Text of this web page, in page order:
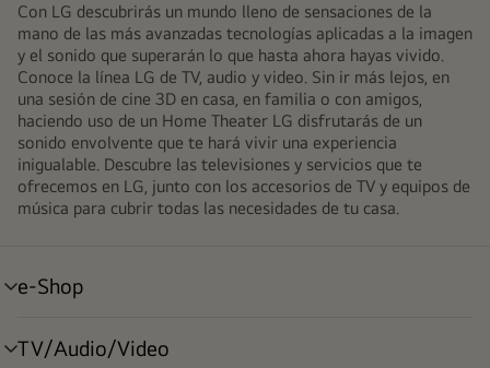
Con LG descubrirás un mundo lleno de sensaciones de la
mano de las más avanzadas tecnologías aplicadas a la imagen
y el sonido que superarán lo que hasta ahora hayas vivido.
Conoce la línea LG de TV, audio y video. Sin ir más lejos, en
una sesión de cine 3D en casa, en familia o con amigos,
haciendo uso de un Home Theater LG disfrutarás de un
sonido envolvente que te hará vivir una experiencia
inigualable. Descubre las televisiones y servicios que te
ofrecemos en LG, junto con los accesorios de TV y equipos de
música para cubrir todas las necesidades de tu casa.
e-Shop
alternar
TV/Audio/Video
alternar